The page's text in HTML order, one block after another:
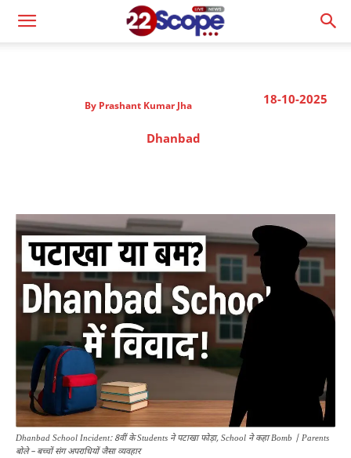
18-10-2025
By Prashant Kumar Jha
Dhanbad
Dhanbad School Incident: 8वीं के Students ने पटाखा फोड़ा, School ने कहा Bomb | Parents
बोले – बच्चों संग अपराधियों जैसा व्यवहार